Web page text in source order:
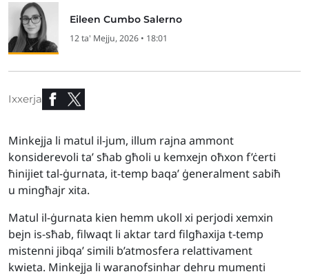
Eileen Cumbo Salerno
12 ta' Mejju, 2026 • 18:01
Ixxerja
Minkejja li matul il-jum, illum rajna ammont
konsiderevoli ta’ sħab għoli u kemxejn oħxon f’ċerti
ħinijiet tal-ġurnata, it-temp baqa’ ġeneralment sabiħ
u mingħajr xita.
Matul il-ġurnata kien hemm ukoll xi perjodi xemxin
bejn is-sħab, filwaqt li aktar tard filgħaxija t-temp
mistenni jibqa’ simili b’atmosfera relattivament
kwieta. Minkejja li waranofsinhar dehru mumenti